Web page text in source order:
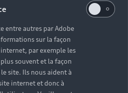
entre autres par Adobe
sur la façon
par exemple les
souvent et la façon
site. Ils nous aident à
internet et donc à